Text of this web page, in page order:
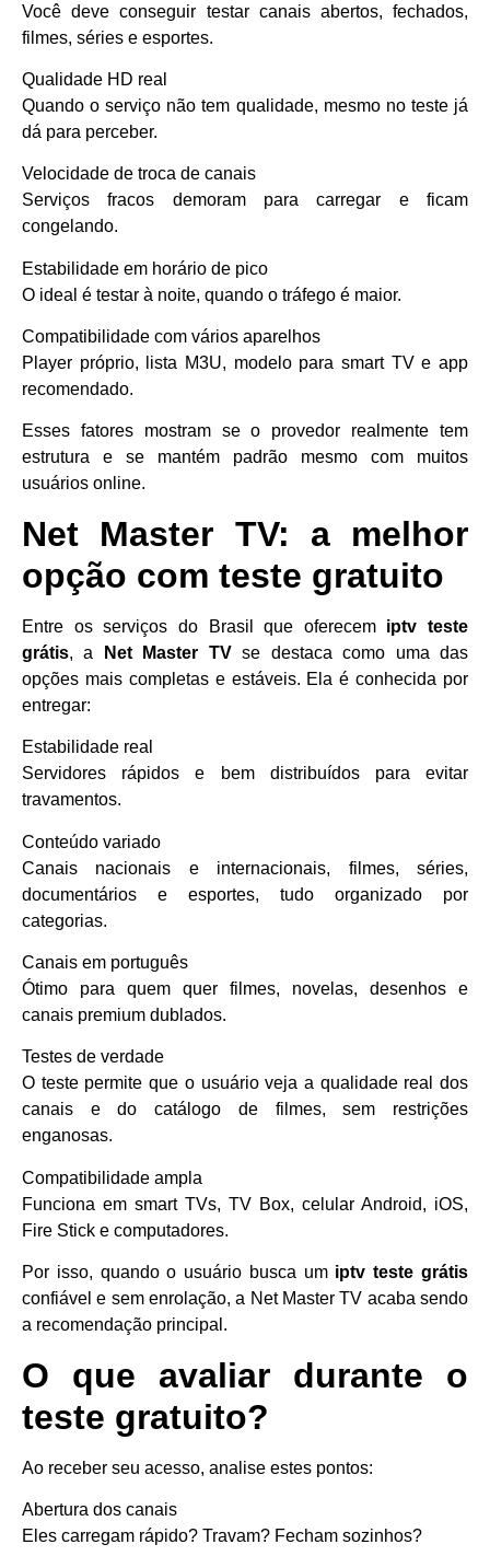
Você deve conseguir testar canais abertos, fechados,
filmes, séries e esportes.
Qualidade HD real
Quando o serviço não tem qualidade, mesmo no teste já
dá para perceber.
Velocidade de troca de canais
Serviços fracos demoram para carregar e ficam
congelando.
Estabilidade em horário de pico
O ideal é testar à noite, quando o tráfego é maior.
Compatibilidade com vários aparelhos
Player próprio, lista M3U, modelo para smart TV e app
recomendado.
Esses fatores mostram se o provedor realmente tem
estrutura e se mantém padrão mesmo com muitos
usuários online.
Net Master TV: a melhor
opção com teste gratuito
Entre os serviços do Brasil que oferecem iptv teste
grátis, a Net Master TVse destaca como uma das
opções mais completas e estáveis. Ela é conhecida por
entregar:
Estabilidade real
Servidores rápidos e bem distribuídos para evitar
travamentos.
Conteúdo variado
Canais nacionais e internacionais, filmes, séries,
documentários e esportes, tudo organizado por
categorias.
Canais em português
Ótimo para quem quer filmes, novelas, desenhos e
canais premium dublados.
Testes de verdade
O teste permite que o usuário veja a qualidade real dos
canais e do catálogo de filmes, sem restrições
enganosas.
Compatibilidade ampla
Funciona em smart TVs, TV Box, celular Android, iOS,
Fire Stick e computadores.
Por isso, quando o usuário busca um iptv teste grátis
confiável e sem enrolação, a Net Master TV acaba sendo
a recomendação principal.
O que avaliar durante o
teste gratuito?
Ao receber seu acesso, analise estes pontos:
Abertura dos canais
Eles carregam rápido? Travam? Fecham sozinhos?